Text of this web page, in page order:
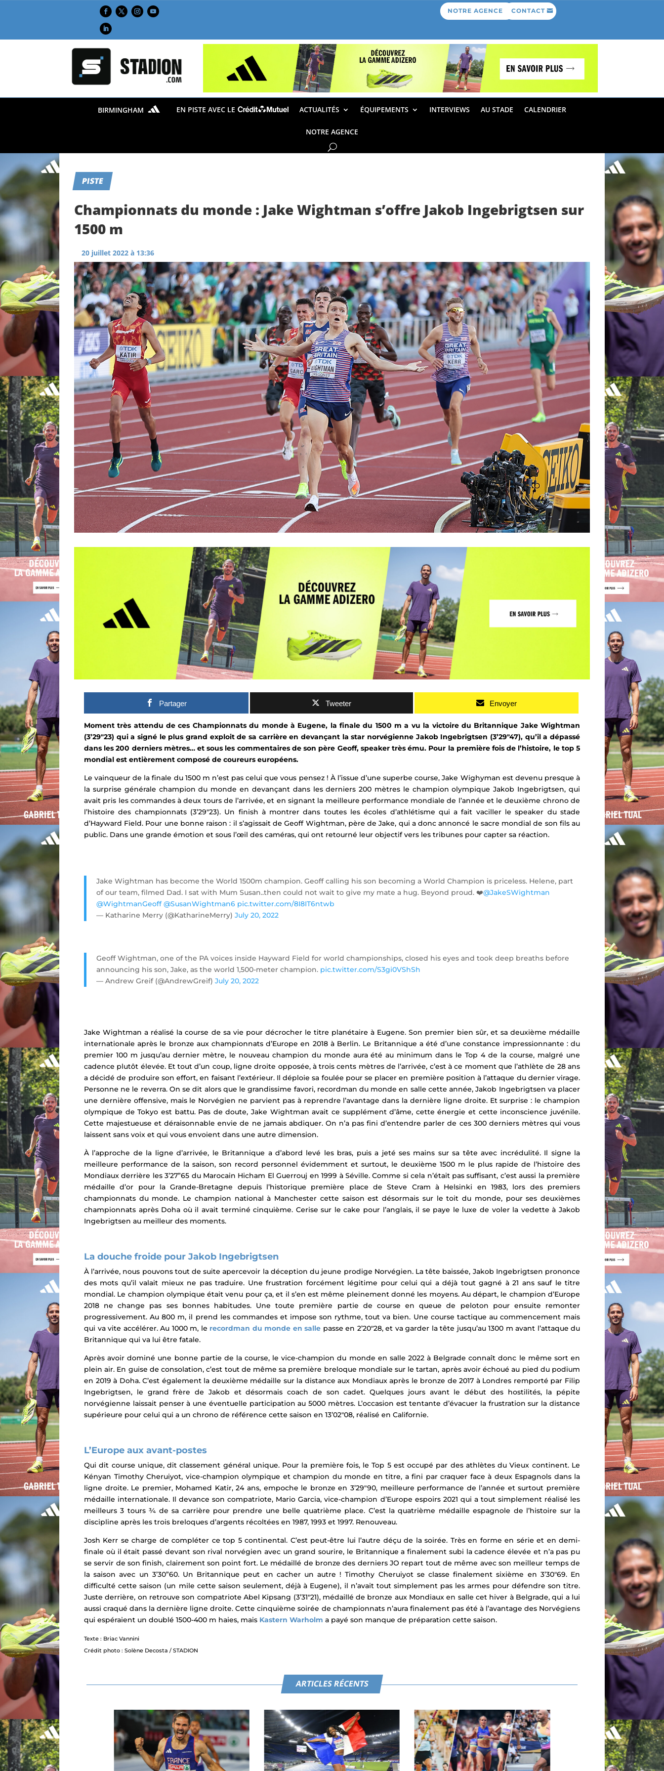
NOTRE AGENCE CONTACT
BIRMINGHAM EN PISTE AVEC LE ACTUALITÉS ÉQUIPEMENTS INTERVIEWS AU STADE CALENDRIER
NOTRE AGENCE
PISTE
Championnats du monde : Jake Wightman s’offre Jakob Ingebrigtsen sur
1500 m
20 juillet 2022 à 13:36
Partager Tweeter Envoyer
Moment très attendu de ces Championnats du monde à Eugene, la finale du 1500 m a vu la victoire du Britannique Jake Wightman
(3’29″23) qui a signé le plus grand exploit de sa carrière en devançant la star norvégienne Jakob Ingebrigtsen (3’29″47), qu’il a dépassé
dans les 200 derniers mètres… et sous les commentaires de son père Geoff, speaker très ému. Pour la première fois de l’histoire, le top 5
mondial est entièrement composé de coureurs européens.
Le vainqueur de la finale du 1500 m n’est pas celui que vous pensez ! À l’issue d’une superbe course, Jake Wighyman est devenu presque à
la surprise générale champion du monde en devançant dans les derniers 200 mètres le champion olympique Jakob Ingebrigtsen, qui
avait pris les commandes à deux tours de l’arrivée, et en signant la meilleure performance mondiale de l’année et le deuxième chrono de
l’histoire des championnats (3’29″23). Un finish à montrer dans toutes les écoles d’athlétisme qui a fait vaciller le speaker du stade
d’Hayward Field. Pour une bonne raison : il s’agissait de Geoff Wightman, père de Jake, qui a donc annoncé le sacre mondial de son fils au
public. Dans une grande émotion et sous l’œil des caméras, qui ont retourné leur objectif vers les tribunes pour capter sa réaction.
Jake Wightman has become the World 1500m champion. Geoff calling his son becoming a World Champion is priceless. Helene, part
of our team, filmed Dad. I sat with Mum Susan..then could not wait to give my mate a hug. Beyond proud. ❤️@JakeSWightman
@WightmanGeoff @SusanWightman6 pic.twitter.com/8I8IT6ntwb
— Katharine Merry (@KatharineMerry) July 20, 2022
Geoff Wightman, one of the PA voices inside Hayward Field for world championships, closed his eyes and took deep breaths before
announcing his son, Jake, as the world 1,500-meter champion. pic.twitter.com/S3gi0VShSh
— Andrew Greif (@AndrewGreif) July 20, 2022
Jake Wightman a réalisé la course de sa vie pour décrocher le titre planétaire à Eugene. Son premier bien sûr, et sa deuxième médaille
internationale après le bronze aux championnats d’Europe en 2018 à Berlin. Le Britannique a été d’une constance impressionnante : du
premier 100 m jusqu’au dernier mètre, le nouveau champion du monde aura été au minimum dans le Top 4 de la course, malgré une
cadence plutôt élevée. Et tout d’un coup, ligne droite opposée, à trois cents mètres de l’arrivée, c’est à ce moment que l’athlète de 28 ans
a décidé de produire son effort, en faisant l’extérieur. Il déploie sa foulée pour se placer en première position à l’attaque du dernier virage.
Personne ne le reverra. On se dit alors que le grandissime favori, recordman du monde en salle cette année, Jakob Ingebrigtsen va placer
une dernière offensive, mais le Norvégien ne parvient pas à reprendre l’avantage dans la dernière ligne droite. Et surprise : le champion
olympique de Tokyo est battu. Pas de doute, Jake Wightman avait ce supplément d’âme, cette énergie et cette inconscience juvénile.
Cette majestueuse et déraisonnable envie de ne jamais abdiquer. On n’a pas fini d’entendre parler de ces 300 derniers mètres qui vous
laissent sans voix et qui vous envoient dans une autre dimension.
À l’approche de la ligne d’arrivée, le Britannique a d’abord levé les bras, puis a jeté ses mains sur sa tête avec incrédulité. Il signe la
meilleure performance de la saison, son record personnel évidemment et surtout, le deuxième 1500 m le plus rapide de l’histoire des
Mondiaux derrière les 3’27”65 du Marocain Hicham El Guerrouj en 1999 à Séville. Comme si cela n’était pas suffisant, c’est aussi la première
médaille d’or pour la Grande-Bretagne depuis l’historique première place de Steve Cram à Helsinki en 1983, lors des premiers
championnats du monde. Le champion national à Manchester cette saison est désormais sur le toit du monde, pour ses deuxièmes
championnats après Doha où il avait terminé cinquième. Cerise sur le cake pour l’anglais, il se paye le luxe de voler la vedette à Jakob
Ingebrigtsen au meilleur des moments.
La douche froide pour Jakob Ingebrigtsen
À l’arrivée, nous pouvons tout de suite apercevoir la déception du jeune prodige Norvégien. La tête baissée, Jakob Ingebrigtsen prononce
des mots qu’il valait mieux ne pas traduire. Une frustration forcément légitime pour celui qui a déjà tout gagné à 21 ans sauf le titre
mondial. Le champion olympique était venu pour ça, et il s’en est même pleinement donné les moyens. Au départ, le champion d’Europe
2018 ne change pas ses bonnes habitudes. Une toute première partie de course en queue de peloton pour ensuite remonter
progressivement. Au 800 m, il prend les commandes et impose son rythme, tout va bien. Une course tactique au commencement mais
qui va vite accélérer. Au 1000 m, le recordman du monde en salle passe en 2’20″28, et va garder la tête jusqu’au 1300 m avant l’attaque du
Britannique qui va lui être fatale.
Après avoir dominé une bonne partie de la course, le vice-champion du monde en salle 2022 à Belgrade connaît donc le même sort en
plein air. En guise de consolation, c’est tout de même sa première breloque mondiale sur le tartan, après avoir échoué au pied du podium
en 2019 à Doha. C’est également la deuxième médaille sur la distance aux Mondiaux après le bronze de 2017 à Londres remporté par Filip
Ingebrigtsen, le grand frère de Jakob et désormais coach de son cadet. Quelques jours avant le début des hostilités, la pépite
norvégienne laissait penser à une éventuelle participation au 5000 mètres. L’occasion est tentante d’évacuer la frustration sur la distance
supérieure pour celui qui a un chrono de référence cette saison en 13’02″08, réalisé en Californie.
L’Europe aux avant-postes
Qui dit course unique, dit classement général unique. Pour la première fois, le Top 5 est occupé par des athlètes du Vieux continent. Le
Kényan Timothy Cheruiyot, vice-champion olympique et champion du monde en titre, a fini par craquer face à deux Espagnols dans la
ligne droite. Le premier, Mohamed Katir, 24 ans, empoche le bronze en 3’29″90, meilleure performance de l’année et surtout première
médaille internationale. Il devance son compatriote, Mario Garcia, vice-champion d’Europe espoirs 2021 qui a tout simplement réalisé les
meilleurs 3 tours ¾ de sa carrière pour prendre une belle quatrième place. C’est la quatrième médaille espagnole de l’histoire sur la
discipline après les trois breloques d’argents récoltées en 1987, 1993 et 1997. Renouveau.
Josh Kerr se charge de compléter ce top 5 continental. C’est peut-être lui l’autre déçu de la soirée. Très en forme en série et en demi-
finale où il était passé devant son rival norvégien avec un grand sourire, le Britannique a finalement subi la cadence élevée et n’a pas pu
se servir de son finish, clairement son point fort. Le médaillé de bronze des derniers JO repart tout de même avec son meilleur temps de
la saison avec un 3’30”60. Un Britannique peut en cacher un autre !Timothy Cheruiyot se classe finalement sixième en 3’30″69. En
difficulté cette saison (un mile cette saison seulement, déjà à Eugene), il n’avait tout simplement pas les armes pour défendre son titre.
Juste derrière, on retrouve son compatriote Abel Kipsang (3’31″21), médaillé de bronze aux Mondiaux en salle cet hiver à Belgrade, qui a lui
aussi craqué dans la dernière ligne droite.Cette cinquième soirée de championnats n’aura finalement pas été à l’avantage des Norvégiens
qui espéraient un doublé 1500-400 m haies, mais Kastern Warholm a payé son manque de préparation cette saison.
Texte : Briac Vannini
Crédit photo : Solène Decosta / STADION
ARTICLES RÉCENTS